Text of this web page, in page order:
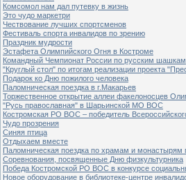
Комсомол нам дал путевку в жизнь
Это чудо маркетри
Чествование лучших спортсменов
Фестиваль спорта инвалидов по зрению
Праздник мудрости
Эстафета Олимпийского Огня в Костроме
Командный Чемпионат России по русским шашкам
"Круглый стол" по итогам реализации проекта
Подарок ко Дню пожилого человека
Паломническая поездка в г.Макарьев
Торжественное открытие аллеи факелоносцев
"Русь православная" в Шарьинской МО ВОС
Костромская РО ВОС – победитель
Чудо прозрения
Синяя птица
Отдыхаем вместе
Паломническая поездка по храмам и монастырям
Соревнования, посвященные Дню физкультурника
Победа Костромской РО ВОС в конкурсе
Новое оборудование в библиотеке-центре